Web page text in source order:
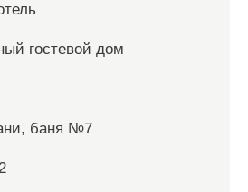
гостевой дом
баня №7